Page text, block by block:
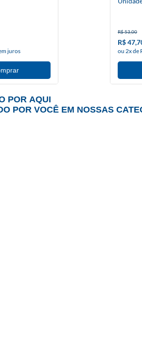
juros
R$ 53,00
R$
ou 2x de
POR AQUI
POR VOCÊ EM NOSSAS